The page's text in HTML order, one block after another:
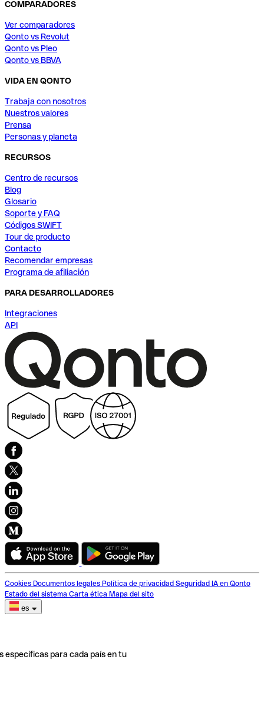
COMPARADORES
Ver comparadores
Qonto vs Revolut
Qonto vs Pleo
Qonto vs BBVA
VIDA EN QONTO
Trabaja con nosotros
Nuestros valores
Prensa
Personas y planeta
RECURSOS
Centro de recursos
Blog
Glosario
Soporte y FAQ
Códigos SWIFT
Tour de producto
Contacto
Recomendar empresas
Programa de afiliación
PARA DESARROLLADORES
Integraciones
API
Cookies Documentos legales Política de privacidad Seguridad IA en Qonto
Estado del sistema Carta ética Mapa del sito
es
específicas para cada país en tu